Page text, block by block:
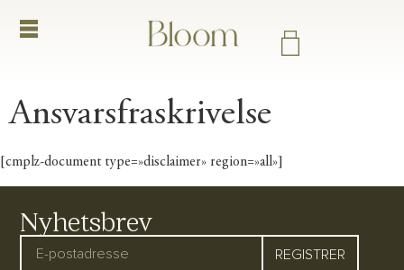
Ansvarsfraskrivelse
[cmplz-document type=»disclaimer» region=»all»]
Nyhetsbrev
REGISTRER